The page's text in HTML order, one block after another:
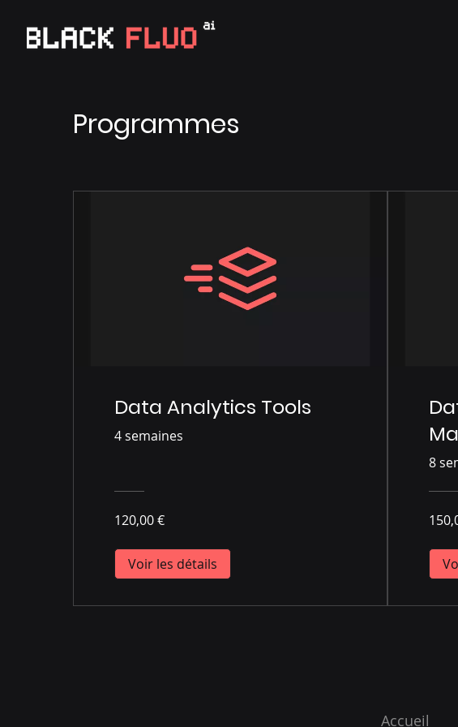
Programmes
Data Analytics Tools
4 semaines
120,00 €
Voir les détails
8
Accueil